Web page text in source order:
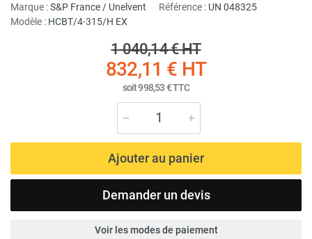
Marque :S&P France / Unelvent Référence : UN 048325
Modèle : HCBT/4-315/H EX
1 040,14 €HT
832,11 € HT
soit998,53 €TTC
Ajouter au panier
Demander un devis
Voir les modes de paiement